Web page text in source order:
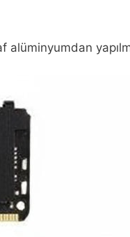
alüminyumdan